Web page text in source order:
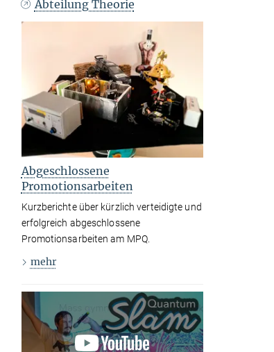
Abteilung Theorie
Abgeschlossene
Promotionsarbeiten
Kurzberichte über kürzlich verteidigte und
erfolgreich abgeschlossene
Promotionsarbeiten am MPQ.
mehr